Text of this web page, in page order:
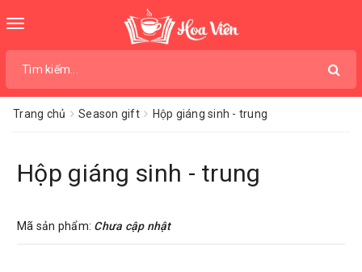
Toggle
Trang chủ Season gift Hộp giáng sinh - trung
Hộp giáng sinh - trung
Mã sản phẩm: Chưa cập nhật